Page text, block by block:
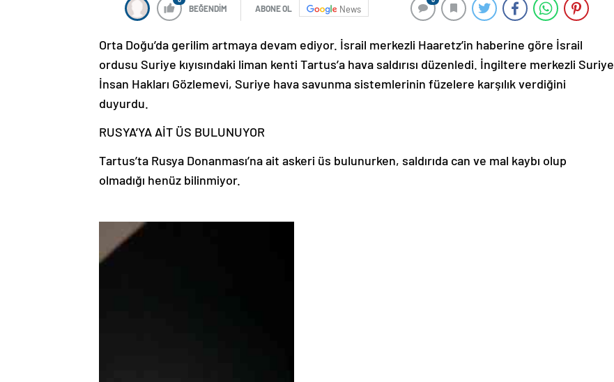
BEĞENDİM ABONE OL News
Orta Doğu’da gerilim artmaya devam ediyor. İsrail merkezli Haaretz’in haberine göre İsrail
ordusu Suriye kıyısındaki liman kenti Tartus’a hava saldırısı düzenledi. İngiltere merkezli Suriye
İnsan Hakları Gözlemevi, Suriye hava savunma sistemlerinin füzelere karşılık verdiğini
duyurdu.
RUSYA’YA AİT ÜS BULUNUYOR
Tartus’ta Rusya Donanması’na ait askeri üs bulunurken, saldırıda can ve mal kaybı olup
olmadığı henüz bilinmiyor.